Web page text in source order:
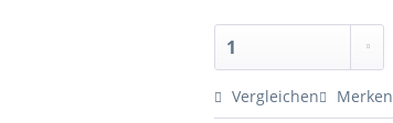
Vergleichen Merken